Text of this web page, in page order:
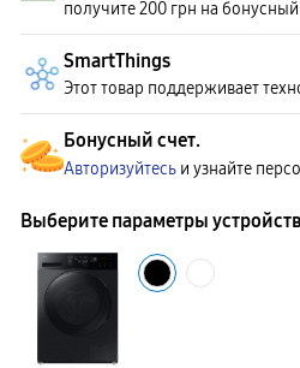
получите 200 грн на бонусный
SmartThings
Этот товар поддерживает
Бонусный счет.
Авторизуйтесь и узнайте
Выберите параметры